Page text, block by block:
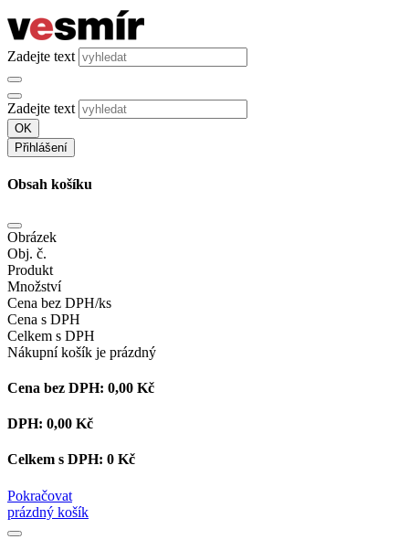
Zadejte text
Zadejte text
OK
Přihlášení
Obsah košíku
Obrázek
Obj. č.
Produkt
Množství
Cena bez DPH/ks
Cena s DPH
Celkem s DPH
Nákupní košík je prázdný
Cena bez DPH: 0,00 Kč
DPH: 0,00 Kč
Celkem s DPH: 0 Kč
Pokračovat
prázdný košík